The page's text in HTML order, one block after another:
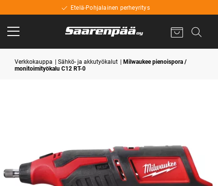
Etelä-Pohjalainen perheyritys
Verkkokauppa Sähkö- ja akkutyökalut
Milwaukee pienoispora /
monitoimityökalu C12 RT-0